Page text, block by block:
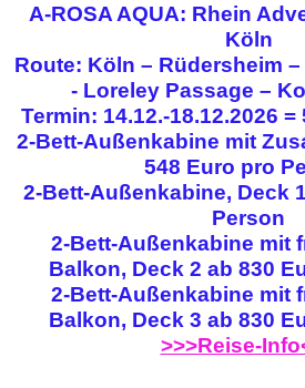
A-ROSA AQUA: Rhein
Köln
Route: Köln – Rüdersheim
- Loreley Passage –
Termin: 14.12.-18.12.2026 =
2-Bett-Außenkabine mit
548 Euro pro
2-Bett-Außenkabine, Deck
Person
2-Bett-Außenkabine mit
Balkon, Deck 2 ab 830
2-Bett-Außenkabine mit
Balkon, Deck 3 ab 830
>>>Reise-